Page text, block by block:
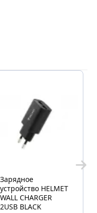
Зарядное
устройство HELMET
WALL CHARGER
2USB BLACK